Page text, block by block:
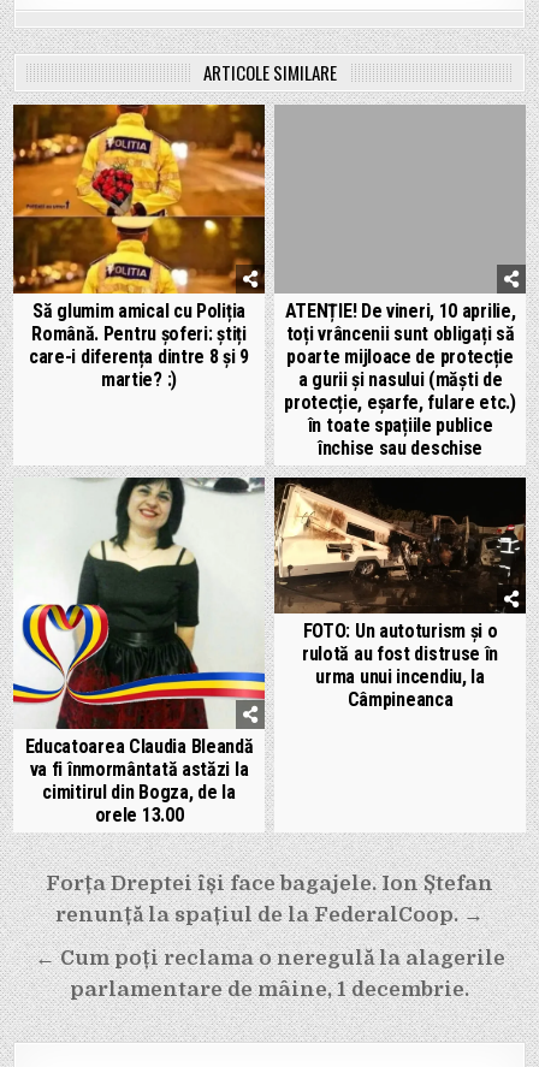
ARTICOLE SIMILARE
Să glumim amical cu Poliția
Română. Pentru șoferi: știți
care-i diferența dintre 8 și 9
martie? :)
ATENȚIE! De vineri, 10 aprilie,
toți vrâncenii sunt obligați să
poarte mijloace de protecție
a gurii și nasului (măști de
protecție, eșarfe, fulare etc.)
în toate spațiile publice
închise sau deschise
Educatoarea Claudia Bleandă
va fi înmormântată astăzi la
cimitirul din Bogza, de la
orele 13.00
FOTO: Un autoturism și o
rulotă au fost distruse în
urma unui incendiu, la
Câmpineanca
Navigare
în
articole
Forța Dreptei își face bagajele. Ion Ștefan
renunță la spațiul de la FederalCoop. →
← Cum poți reclama o neregulă la alagerile
parlamentare de mâine, 1 decembrie.